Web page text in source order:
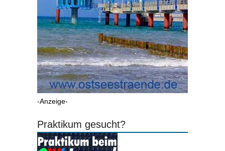
-Anzeige-
Praktikum gesucht?